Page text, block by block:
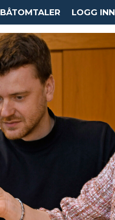
BÅTOMTALER LOGG INN